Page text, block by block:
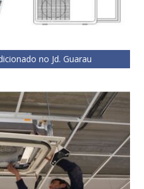
no Jd. Guarau